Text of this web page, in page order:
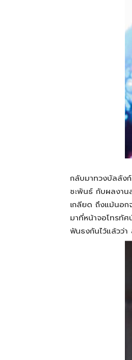
กลับมาทวงบัลลัง
ชะพันธ์ กับผลงาน
เกลียด ถึงแม้นอก
มาที่หน้าจอโทรทั
ฟันธงกันไว้แล้วว่